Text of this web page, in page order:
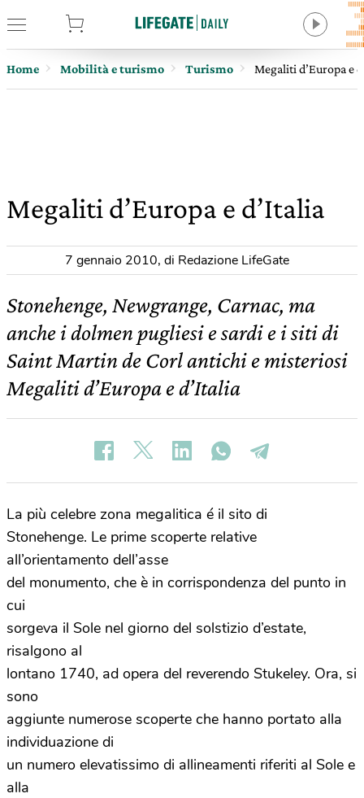
Home Mobilità e turismo Turismo Megaliti d’Europa e
Megaliti d’Europa e d’Italia
7 gennaio 2010, di Redazione LifeGate
Stonehenge, Newgrange, Carnac, ma
anche i dolmen pugliesi e sardi e i siti di
Saint Martin de Corl antichi e misteriosi
Megaliti d’Europa e d’Italia
La più celebre zona megalitica é il sito di
Stonehenge. Le prime scoperte relative
all’orientamento dell’asse
del monumento, che è in corrispondenza del punto in
cui
sorgeva il Sole nel giorno del solstizio d’estate,
risalgono al
lontano 1740, ad opera del reverendo Stukeley. Ora, si
sono
aggiunte numerose scoperte che hanno portato alla
individuazione di
un numero elevatissimo di allineamenti riferiti al Sole e
alla